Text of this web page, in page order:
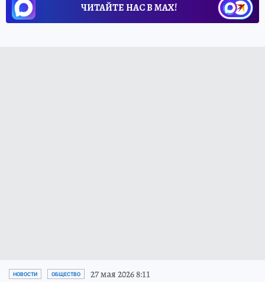
ЧИТАЙТЕ НАС В МАХ!
НОВОСТИ ОБЩЕСТВО 27 мая 2026 8:11